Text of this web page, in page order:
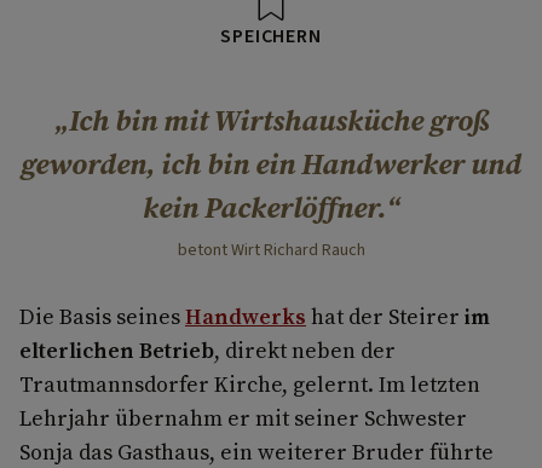
SPEICHERN
Ich bin mit Wirtshausküche groß
geworden, ich bin ein Handwerker und
kein Packerlöffner.
betont Wirt Richard Rauch
Die Basis seinesHandwerks hat der Steirer im
elterlichen Betrieb, direkt neben der
Trautmannsdorfer Kirche, gelernt. Im letzten
Lehrjahr übernahm er mit seiner Schwester
Sonja das Gasthaus, ein weiterer Bruder führte